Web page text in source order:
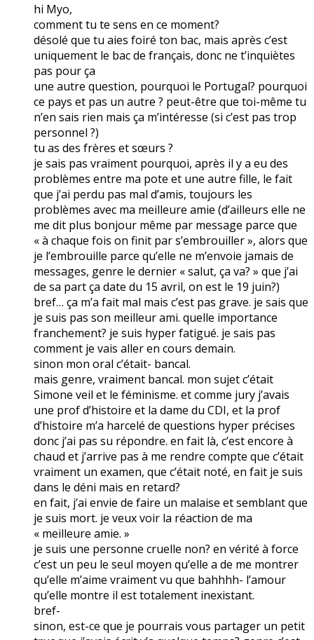
hi Myo,
comment tu te sens en ce moment?
désolé que tu aies foiré ton bac, mais après c’est
uniquement le bac de français, donc ne t’inquiètes
pas pour ça
une autre question, pourquoi le Portugal? pourquoi
ce pays et pas un autre ? peut-être que toi-même tu
n’en sais rien mais ça m’intéresse (si c’est pas trop
personnel ?)
tu as des frères et sœurs ?
je sais pas vraiment pourquoi, après il y a eu des
problèmes entre ma pote et une autre fille, le fait
que j’ai perdu pas mal d’amis, toujours les
problèmes avec ma meilleure amie (d’ailleurs elle ne
me dit plus bonjour même par message parce que
« à chaque fois on finit par s’embrouiller », alors que
je l’embrouille parce qu’elle ne m’envoie jamais de
messages, genre le dernier « salut, ça va? » que j’ai
de sa part ça date du 15 avril, on est le 19 juin?)
bref… ça m’a fait mal mais c’est pas grave. je sais que
je suis pas son meilleur ami. quelle importance
franchement? je suis hyper fatigué. je sais pas
comment je vais aller en cours demain.
sinon mon oral c’était- bancal.
mais genre, vraiment bancal. mon sujet c’était
Simone veil et le féminisme. et comme jury j’avais
une prof d’histoire et la dame du CDI, et la prof
d’histoire m’a harcelé de questions hyper précises
donc j’ai pas su répondre. en fait là, c’est encore à
chaud et j’arrive pas à me rendre compte que c’était
vraiment un examen, que c’était noté, en fait je suis
dans le déni mais en retard?
en fait, j’ai envie de faire un malaise et semblant que
je suis mort. je veux voir la réaction de ma
« meilleure amie. »
je suis une personne cruelle non? en vérité à force
c’est un peu le seul moyen qu’elle a de me montrer
qu’elle m’aime vraiment vu que bahhhh- l’amour
qu’elle montre il est totalement inexistant.
bref-
sinon, est-ce que je pourrais vous partager un petit